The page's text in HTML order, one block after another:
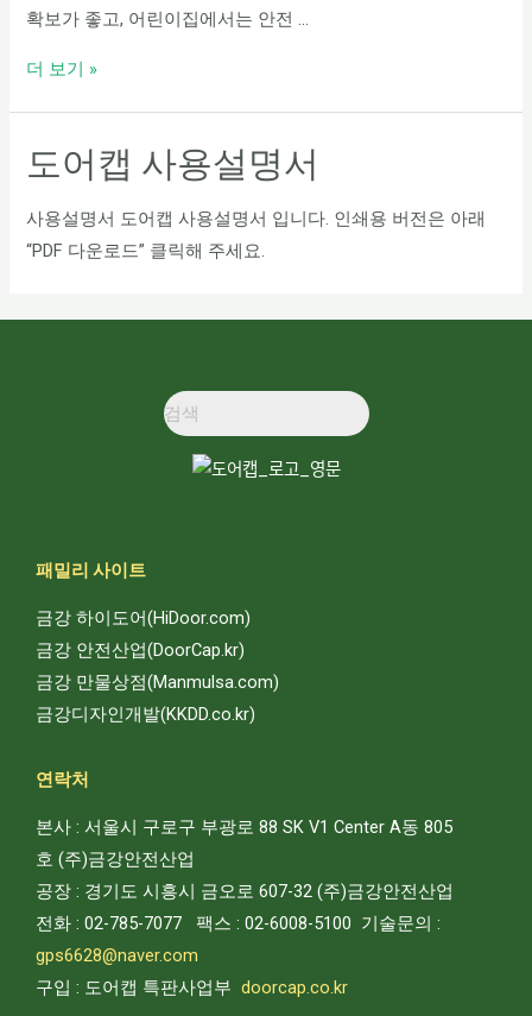
확보가 좋고, 어린이집에서는 안전 …
더 보기 »
도어캡 사용설명서
사용설명서 도어캡 사용설명서 입니다. 인쇄용 버전은 아래
“PDF 다운로드” 클릭해 주세요.
패밀리 사이트
금강 하이도어(HiDoor.com)
금강 안전산업(DoorCap.kr)
금강 만물상점(Manmulsa.com)
금강디자인개발(KKDD.co.kr)
연락처
본사 : 서울시 구로구 부광로 88 SK V1 Center A동 805
호 (주)금강안전산업
공장 : 경기도 시흥시 금오로 607-32 (주)금강안전산업
전화 : 02-785-7077 팩스 : 02-6008-5100 기술문의 :
gps6628@naver.com
구입 : 도어캡 특판사업부 doorcap.co.kr